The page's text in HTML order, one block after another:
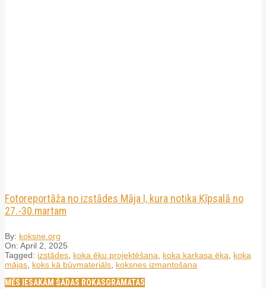
Fotoreportāža no izstādes Māja I, kura notika Ķīpsalā no
27.-30.martam
By: koksne.org
On: April 2, 2025
Tagged: izstādes koka ēku projektēšana koka karkasa ēka
koka
mājas koks kā būvmateriāls koksnes izmantošana
MĒS IESAKĀM ŠĀDAS ROKASGRĀMATAS